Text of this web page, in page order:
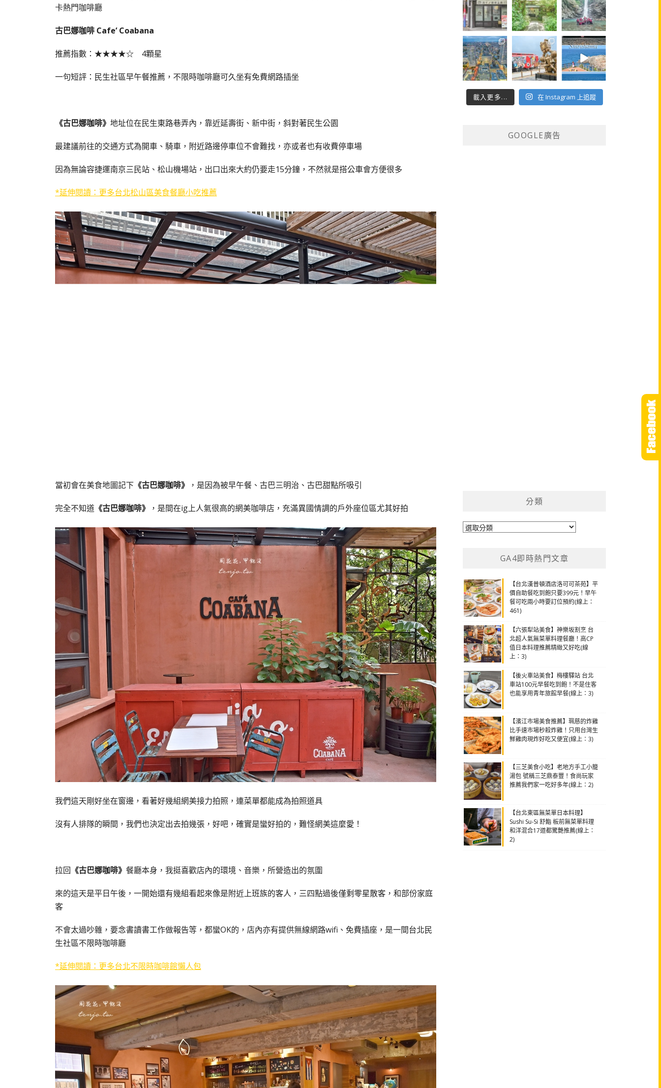
卡熱門咖啡廳
古巴娜咖啡 Cafe’ Coabana
推薦指數：★★★★☆ 4顆星
一句短評：民生社區早午餐推薦，不限時咖啡廳可久坐有免費網路插坐
《古巴娜咖啡》 地址位在民生東路巷弄內，靠近延壽街、新中街，斜對著民生公園
最建議前往的交通方式為開車、騎車，附近路邊停車位不會難找，亦或者也有收費停車場
因為無論容捷運南京三民站、松山機場站，出口出來大約仍要走15分鐘，不然就是搭公車會方便很多
*延伸閱讀：更多台北松山區美食餐廳小吃推薦
當初會在美食地圖記下 《古巴娜咖啡》 ，是因為被早午餐、古巴三明治、古巴甜點所吸引
完全不知道 《古巴娜咖啡》 ，是間在ig上人氣很高的網美咖啡店，充滿異國情調的戶外座位區尤其好拍
我們這天剛好坐在窗邊，看著好幾組網美接力拍照，連菜單都能成為拍照道具
沒有人排隊的瞬間，我們也決定出去拍幾張，好吧，確實是蠻好拍的，難怪網美這麼愛！
拉回 《古巴娜咖啡》 餐廳本身，我挺喜歡店內的環境、音樂，所營造出的氛圍
來的這天是平日午後，一開始還有幾組看起來像是附近上班族的客人，三四點過後僅剩零星散客，和部份家庭
客
不會太過吵雜，要念書讀書工作做報告等，都蠻OK的，店內亦有提供無線網路wifi、免費插座，是一間台北民
生社區不限時咖啡廳
*延伸閱讀：更多台北不限時咖啡館懶人包
載入更多... 在 Instagram 上追蹤
GOOGLE廣告
分類
分
GA4即時熱門文章
【台北漢普頓酒店洛可可茶苑】平
價自助餐吃到飽只要399元！早午
餐可吃兩小時要訂位預約(線上：
461)
【六張犁站美食】神樂坂割烹 台
北超人氣無菜單料理餐廳！高CP
值日本料理推薦精緻又好吃(線
上：3)
【後火車站美食】梅樓驛站 台北
車站100元早餐吃到飽！不是住客
也能享用青年旅館早餐(線上：3)
【濱江市場美食推薦】珮慈的炸雞
比手速市場秒殺炸雞！只用台灣生
鮮雞肉現炸好吃又便宜(線上：3)
【三芝美食小吃】老地方手工小籠
湯包 號稱三芝鼎泰豐！食尚玩家
推薦我們家一吃好多年(線上：2)
【台北東區無菜單日本料理】
Sushi Su-Si 舒鮨 板前無菜單料理
和洋混合17道都驚艷推薦(線上：
2)